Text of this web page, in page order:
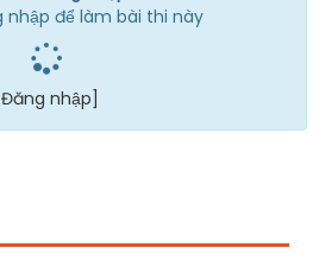
nhập để làm bài thi này
nhập]